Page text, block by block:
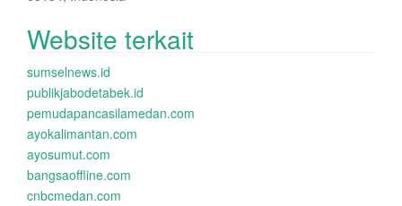
Website terkait
sumselnews.id
publikjabodetabek.id
pemudapancasilamedan.com
ayokalimantan.com
ayosumut.com
bangsaoffline.com
cnbcmedan.com